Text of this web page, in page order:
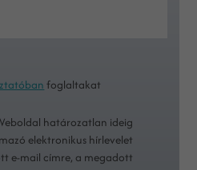
foglaltakat
határozatlan ideig
elektronikus hírlevelet
e-mail címre, a megadott